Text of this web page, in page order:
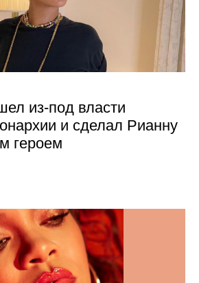
из-под власти
и сделал Рианну
героем